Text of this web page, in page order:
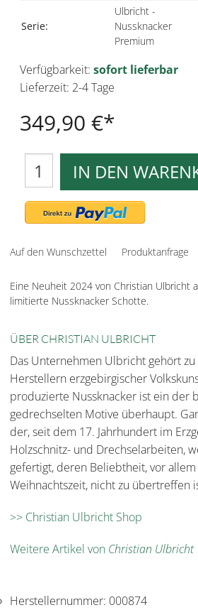
Serie:
Ulbricht -
Nussknacker
Premium
Verfügbarkeit: sofort lieferbar
Lieferzeit: 2-4 Tage
349,90 €
IN DEN
Auf den Wunschzettel Produktanfrage
Eine Neuheit 2024 von Christian Ulbricht
limitierte Nussknacker Schotte.
ÜBER CHRISTIAN ULBRICHT
Das Unternehmen Ulbricht gehört
Herstellern erzgebirgischer
produzierte Nussknacker ist ein der
gedrechselten Motive überhaupt.
der, seit dem 17. Jahrhundert im
Holzschnitz- und Drechselarbeiten,
gefertigt, deren Beliebtheit, vor
Weihnachtszeit, nicht zu übertreffen
>> Christian Ulbricht Shop
Weitere Artikel von Christian Ulbricht
Herstellernummer: 000874